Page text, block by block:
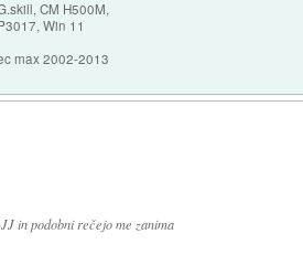
CM H500M,
Win 11
max 2002-2013
in podobni rečejo me zanima